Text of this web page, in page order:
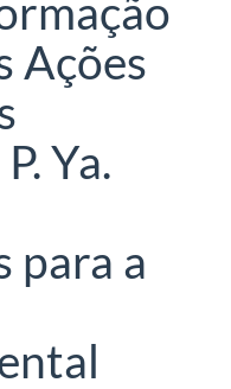
Ações
Ya.
para a